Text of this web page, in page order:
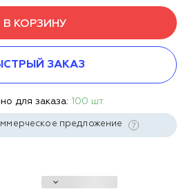
В КОРЗИНУ
ЗАКАЗ
для заказа: 100 шт.
предложение